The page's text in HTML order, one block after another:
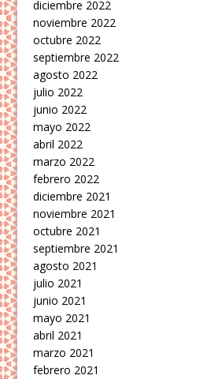
diciembre 2022
noviembre 2022
octubre 2022
septiembre 2022
agosto 2022
julio 2022
junio 2022
mayo 2022
abril 2022
marzo 2022
febrero 2022
diciembre 2021
noviembre 2021
octubre 2021
septiembre 2021
agosto 2021
julio 2021
junio 2021
mayo 2021
abril 2021
marzo 2021
febrero 2021